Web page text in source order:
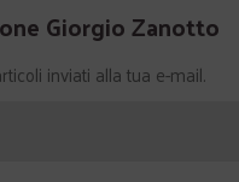
Giorgio Zanotto
inviati alla tua e-mail.